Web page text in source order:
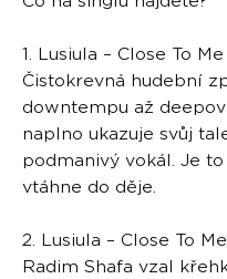
1. Lusiula – Close To
Čistokrevná hudební
downtempu až
naplno ukazuje svůj
podmanivý vokál. Je
vtáhne do děje.
2. Lusiula – Close To
Radim Shafa vzal